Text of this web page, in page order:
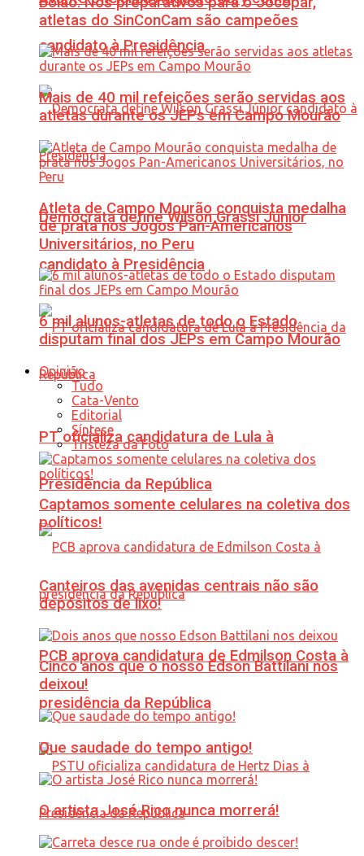
candidato à Presidência
Democrata define Wilson Grassi Júnior
candidato à Presidência
PT oficializa candidatura de Lula à
Presidência da República
PCB aprova candidatura de Edmilson Costa à
presidência da República
atletas do SinConCam são campeões
Mais de 40 mil refeições serão servidas aos
atletas durante os JEPs em Campo Mourão
Atleta de Campo Mourão conquista medalha
de prata nos Jogos Pan-Americanos
Universitários, no Peru
6 mil alunos-atletas de todo o Estado
disputam final dos JEPs em Campo Mourão
Opinião
Tudo
Cata-Vento
Editorial
Síntese
Tristeza da Foto
Captamos somente celulares na coletiva dos
políticos!
Canteiros das avenidas centrais não são
depósitos de lixo!
Cinco anos que o nosso Edson Battilani nos
deixou!
Que saudade do tempo antigo!
O artista José Rico nunca morrerá!